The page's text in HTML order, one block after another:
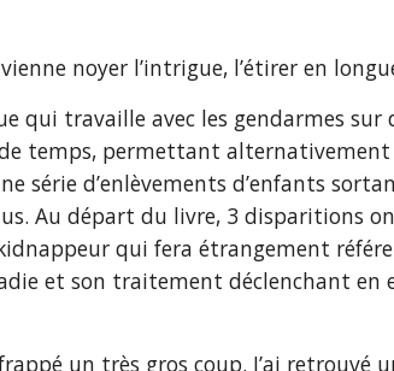
noyer l’intrigue, l’étirer en
qui travaille avec les gendarmes
temps, permettant alternativement
série d’enlèvements d’enfants
Au départ du livre, 3 disparitions
qui fera étrangement
et son traitement déclenchant en
un très gros coup. J’ai